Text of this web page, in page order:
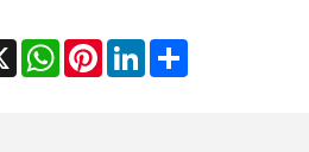
X WhatsAppPinterestLinkedIn